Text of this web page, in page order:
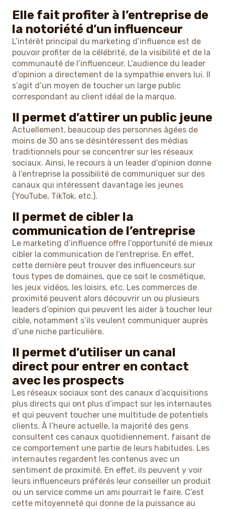
Elle fait profiter à l’entreprise de
la notoriété d’un influenceur
L’intérêt principal du marketing d’influence est de
pouvoir profiter de la célébrité, de la visibilité et de la
communauté de l’influenceur. L’audience du leader
d’opinion a directement de la sympathie envers lui. Il
s’agit d’un moyen de toucher un large public
correspondant au client idéal de la marque.
Il permet d’attirer un public jeune
Actuellement, beaucoup des personnes âgées de
moins de 30 ans se désintéressent des médias
traditionnels pour se concentrer sur les réseaux
sociaux. Ainsi, le recours à un leader d’opinion donne
à l’entreprise la possibilité de communiquer sur des
canaux qui intéressent davantage les jeunes
(YouTube, TikTok, etc.).
Il permet de cibler la
communication de l’entreprise
Le marketing d’influence offre l’opportunité de mieux
cibler la communication de l’entreprise. En effet,
cette dernière peut trouver des influenceurs sur
tous types de domaines, que ce soit le cosmétique,
les jeux vidéos, les loisirs, etc. Les commerces de
proximité peuvent alors découvrir un ou plusieurs
leaders d’opinion qui peuvent les aider à toucher leur
cible, notamment s’ils veulent communiquer auprès
d’une niche particulière.
Il permet d’utiliser un canal
direct pour entrer en contact
avec les prospects
Les réseaux sociaux sont des canaux d’acquisitions
plus directs qui ont plus d’impact sur les internautes
et qui peuvent toucher une multitude de potentiels
clients. À l’heure actuelle, la majorité des gens
consultent ces canaux quotidiennement, faisant de
ce comportement une partie de leurs habitudes. Les
internautes regardent les contenus avec un
sentiment de proximité. En effet, ils peuvent y voir
leurs influenceurs préférés leur conseiller un produit
ou un service comme un ami pourrait le faire. C’est
cette mitoyenneté qui donne de la puissance au